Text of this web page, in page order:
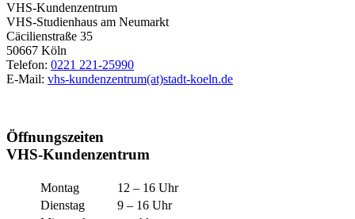
VHS-Kundenzentrum
VHS-Studienhaus am Neumarkt
Cäcilienstraße 35
50667 Köln
Telefon: 0221 221-25990
E-Mail: vhs-kundenzentrum(at)stadt-koeln.de
Öffnungszeiten
VHS-Kundenzentrum
Montag
12 – 16 Uhr
Dienstag
9 – 16 Uhr